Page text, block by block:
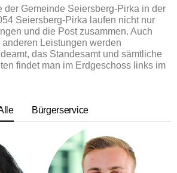
der Gemeinde Seiersberg-Pirka in der
Seiersberg-Pirka laufen nicht nur
und die Post zusammen. Auch
Leistungen werden
das Standesamt und sämtliche
findet man im Erdgeschoss links im
Bürgerservice